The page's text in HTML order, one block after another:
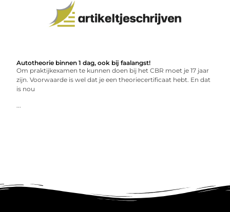
Autotheorie binnen 1 dag, ook bij faalangst!
Om praktijkexamen te kunnen doen bij het CBR moet je 17 jaar
zijn. Voorwaarde is wel dat je een theoriecertificaat hebt. En dat
is nou
...